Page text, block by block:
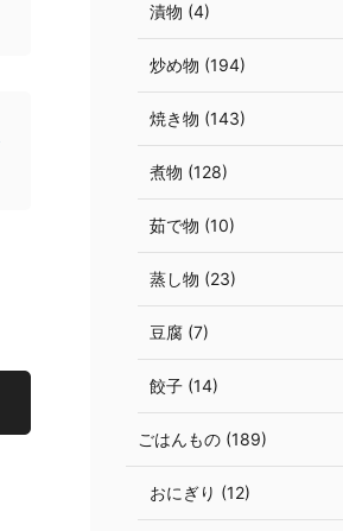
漬物 (4)
炒め物 (194)
焼き物 (143)
煮物 (128)
茹で物 (10)
蒸し物 (23)
豆腐 (7)
餃子 (14)
ごはんもの (189)
おにぎり (12)